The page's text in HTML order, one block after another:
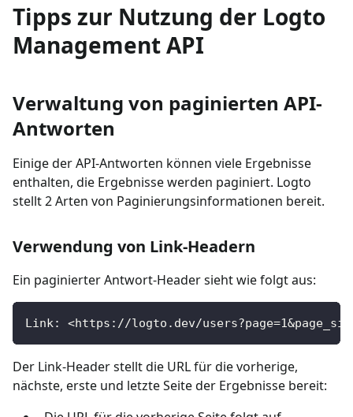
Tipps zur Nutzung der Logto
Management API
Verwaltung von paginierten API-
Antworten
Einige der API-Antworten können viele Ergebnisse
enthalten, die Ergebnisse werden paginiert. Logto
stellt 2 Arten von Paginierungsinformationen bereit.
Verwendung von Link-Headern
Ein paginierter Antwort-Header sieht wie folgt aus:
Link: <https://logto.dev/
Der Link-Header stellt die URL für die vorherige,
nächste, erste und letzte Seite der Ergebnisse bereit: